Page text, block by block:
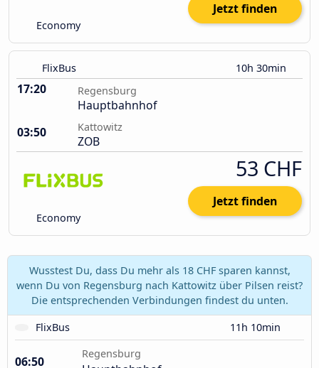
Economy
Jetzt finden
FlixBus 10h 30min
17:20 Regensburg
Hauptbahnhof
03:50
Kattowitz
ZOB
Economy
53 CHF
Jetzt finden
Wusstest Du, dass Du mehr als 18 CHF sparen kannst,
wenn Du von Regensburg nach Kattowitz über Pilsen reist?
Die entsprechenden Verbindungen findest du unten.
FlixBus
11h 10min
06:50
Regensburg